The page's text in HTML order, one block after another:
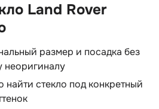
Land Rover
размер и посадка без
неоригиналу
найти стекло под конкретный